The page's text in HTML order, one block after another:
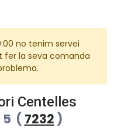
no tenim servei
fer la seva comanda
Centelles
5 ( 7232 )